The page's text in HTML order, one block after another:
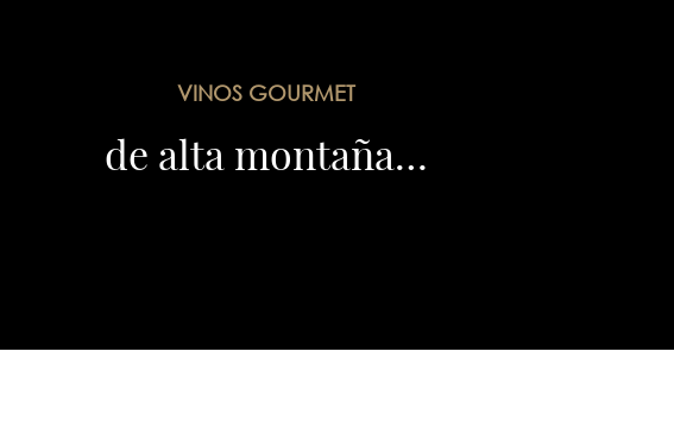
VINOS GOURMET
de alta montaña…